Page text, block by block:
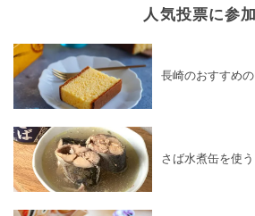
人気投票に参加
長崎のおすすめ
さば水煮缶を使